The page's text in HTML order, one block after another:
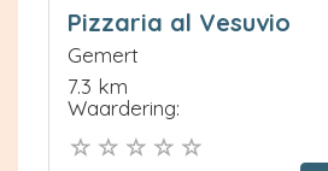
Pizzaria al Vesuvio
Gemert
7.3 km
Waardering: